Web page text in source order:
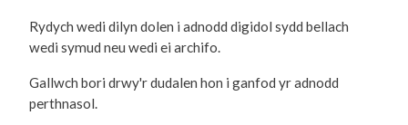
Rydych wedi dilyn dolen i adnodd digidol sydd bellach
wedi symud neu wedi ei archifo.
Gallwch bori drwy'r dudalen hon i ganfod yr adnodd
perthnasol.